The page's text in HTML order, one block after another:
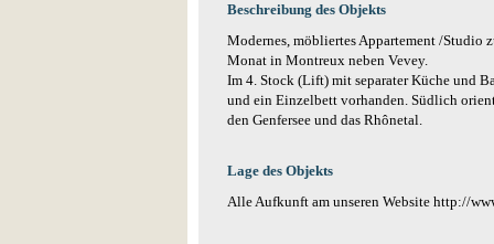
Beschreibung des Objekts
Modernes, möbliertes Appartement /Studio
Monat in Montreux neben Vevey.
Im 4. Stock (Lift) mit separater Küche und
und ein Einzelbett vorhanden. Südlich
den Genfersee und das Rhônetal.
Lage des Objekts
Alle Aufkunft am unseren Website http://